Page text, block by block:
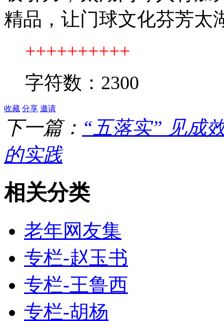
精品，让门球文化芬芳太
++++++++++
字符数：2300
收藏 分享 邀请
下一篇： “五落实” 见成
的实践
相关分类
老年网友集
专栏-赵玉书
专栏-王鲁西
专栏-胡杨